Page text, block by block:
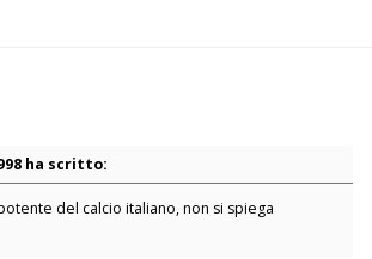
ha scritto:
del calcio italiano, non si spiega